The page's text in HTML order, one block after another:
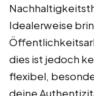
Idealerweise
dies ist jedoch
flexibel,
deine